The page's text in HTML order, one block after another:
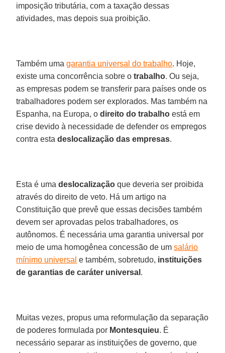
imposição tributária, com a taxação dessas
atividades, mas depois sua proibição.
Também umagarantia universal do trabalho. Hoje,
existe uma concorrência sobre otrabalho. Ou seja,
as empresas podem se transferir para países onde os
trabalhadores podem ser explorados. Mas também na
Espanha, na Europa, odireito do trabalho está em
crise devido à necessidade de defender os empregos
contra estadeslocalização das empresas.
Esta é umadeslocalização que deveria ser proibida
através do direito de veto. Há um artigo na
Constituição que prevê que essas decisões também
devem ser aprovadas pelos trabalhadores, os
autônomos. É necessária uma garantia universal por
meio de uma homogênea concessão de umsalário
mínimo universal e também, sobretudo, instituições
de garantias de caráter universal .
Muitas vezes, propus uma reformulação da separação
de poderes formulada por Montesquieu. É
necessário separar as instituições de governo, que